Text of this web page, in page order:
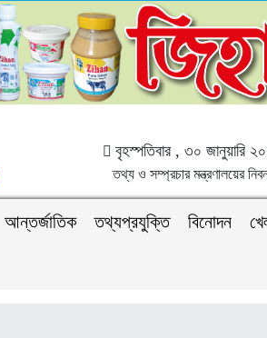
বৃহস্পতিবার , ৩০ জানুয়ারি
তথ্য ও সম্প্রচার মন্ত্রণালয়ের
আন্তর্জাতিক তথ্যপ্রযুক্তি বিনোদন